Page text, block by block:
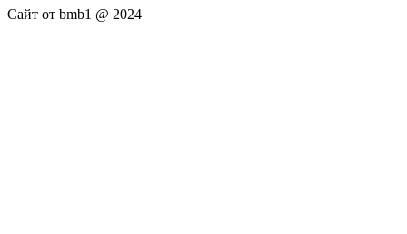
Сайт от bmb1 @ 2024